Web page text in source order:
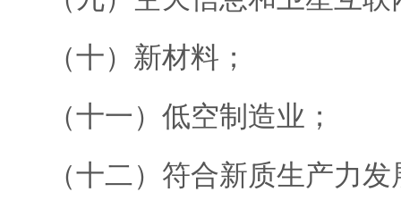
（十）新材料；
（十一）低空制造业；
（十二）符合新质生产力